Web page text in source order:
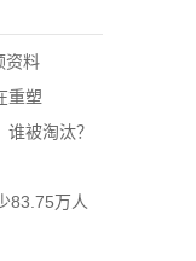
资料
重塑
被淘汰？
83.75万人